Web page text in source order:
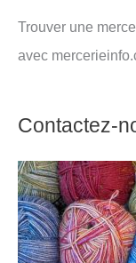
Trouver une
avec
Contactez-